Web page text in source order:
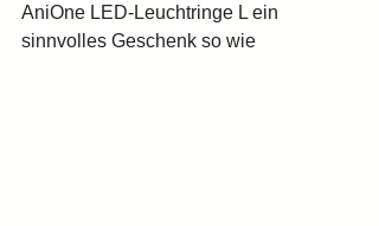
AniOne LED-Leuchtringe L ein
sinnvolles Geschenk so wie